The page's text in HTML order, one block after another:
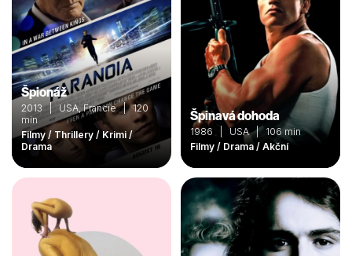
Špionáž
2013 | USA, Francie | 120
min
Filmy / Thrillery / Krimi /
Drama
Špinavá dohoda
1986 | USA | 106 min
Filmy / Drama / Akční